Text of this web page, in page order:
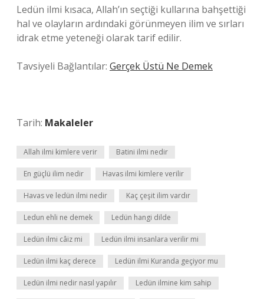
Ledün ilmi kısaca, Allah’ın seçtiği kullarına bahşettiği
hal ve olayların ardındaki görünmeyen ilim ve sırları
idrak etme yeteneği olarak tarif edilir.
Tavsiyeli Bağlantılar: Gerçek Üstü Ne Demek
Tarih: Makaleler
Allah ilmi kimlere verir Batini ilmi nedir
En güçlü ilim nedir Havas ilmi kimlere verilir
Havas ve ledün ilmi nedir Kaç çeşit ilim vardır
Ledun ehli ne demek Ledün hangi dilde
Ledün ilmi câiz mi Ledün ilmi insanlara verilir mi
Ledün ilmi kaç derece Ledün ilmi Kuranda geçiyor mu
Ledün ilmi nedir nasıl yapılır Ledün ilmine kim sahip